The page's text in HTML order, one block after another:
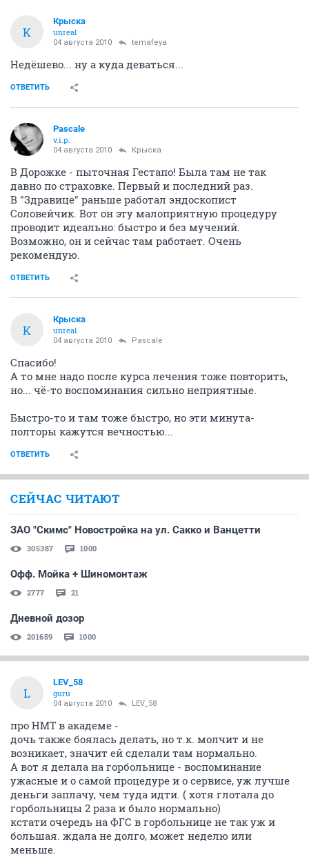
К
Крыска
unreal
04 августа 2010 temafeya
Недёшево... ну а куда деваться...
ОТВЕТИТЬ
Pascale
v.i.p.
04 августа 2010 Крыска
В Дорожке - пыточная Гестапо! Была там не так
давно по страховке. Первый и последний раз.
В "Здравице" раньше работал эндоскопист
Соловейчик. Вот он эту малоприятную процедуру
проводит идеально: быстро и без мучений.
Возможно, он и сейчас там работает. Очень
рекомендую.
ОТВЕТИТЬ
К
Крыска
unreal
04 августа 2010 Pascale
Спасибо!
А то мне надо после курса лечения тоже повторить,
но... чё-то воспоминания сильно неприятные.
Быстро-то и там тоже быстро, но эти минута-
полторы кажутся вечностью...
ОТВЕТИТЬ
СЕЙЧАС ЧИТАЮТ
ЗАО "Скимс" Новостройка на ул. Сакко и Ванцетти
305387 1000
Офф. Мойка + Шиномонтаж
2777 21
Дневной дозор
201659 1000
L
LEV_58
guru
04 августа 2010 LEV_58
про НМТ в академе -
дочь также боялась делать, но т.к. молчит и не
возникает, значит ей сделали там нормально.
А вот я делала на горбольнице - воспоминание
ужасные и о самой процедуре и о сервисе, уж лучше
деньги заплачу, чем туда идти. ( хотя глотала до
горбольницы 2 раза и было нормально)
кстати очередь на ФГС в горбольнице не так уж и
большая. ждала не долго, может неделю или
меньше.